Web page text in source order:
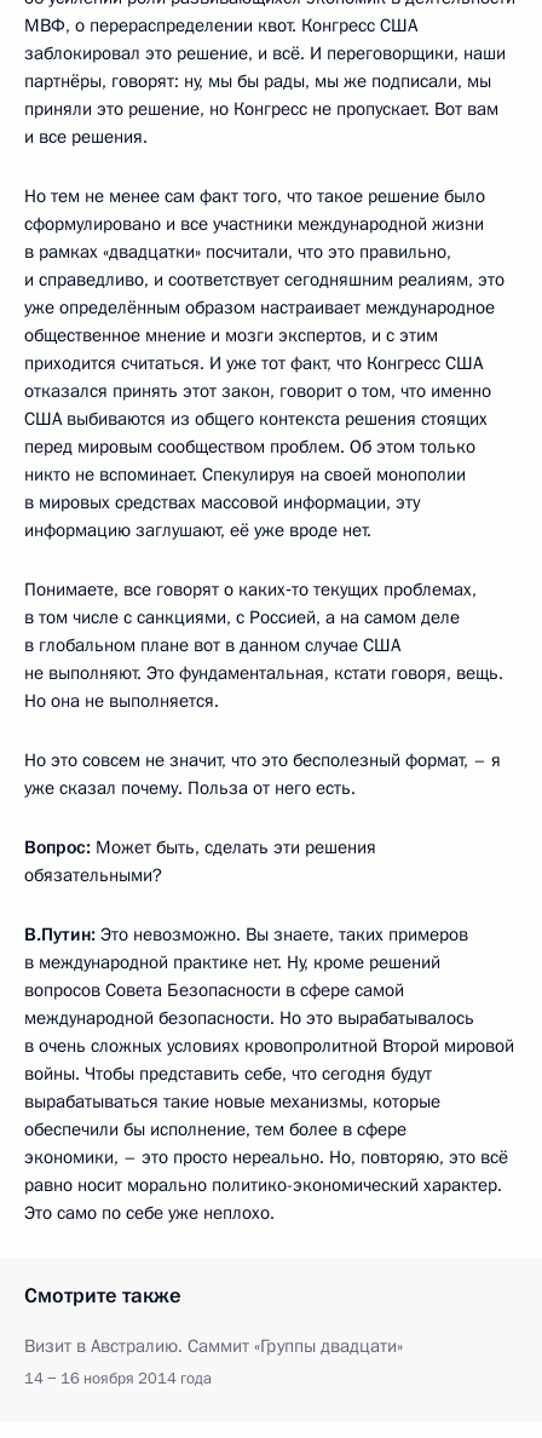
МВФ, о перераспределении квот. Конгресс США
заблокировал это решение, и всё. И переговорщики, наши
партнёры, говорят: ну, мы бы рады, мы же подписали, мы
приняли это решение, но Конгресс не пропускает. Вот вам
и все решения.
Но тем не менее сам факт того, что такое решение было
сформулировано и все участники международной жизни
в рамках «двадцатки» посчитали, что это правильно,
и справедливо, и соответствует сегодняшним реалиям, это
уже определённым образом настраивает международное
общественное мнение и мозги экспертов, и с этим
приходится считаться. И уже тот факт, что Конгресс США
отказался принять этот закон, говорит о том, что именно
США выбиваются из общего контекста решения стоящих
перед мировым сообществом проблем. Об этом только
никто не вспоминает. Спекулируя на своей монополии
в мировых средствах массовой информации, эту
информацию заглушают, её уже вроде нет.
Понимаете, все говорят о каких‑то текущих проблемах,
в том числе с санкциями, с Россией, а на самом деле
в глобальном плане вот в данном случае США
не выполняют. Это фундаментальная, кстати говоря, вещь.
Но она не выполняется.
Но это совсем не значит, что это бесполезный формат, – я
уже сказал почему. Польза от него есть.
Вопрос: Может быть, сделать эти решения
обязательными?
В.Путин: Это невозможно. Вы знаете, таких примеров
в международной практике нет. Ну, кроме решений
вопросов Совета Безопасности в сфере самой
международной безопасности. Но это вырабатывалось
в очень сложных условиях кровопролитной Второй мировой
войны. Чтобы представить себе, что сегодня будут
вырабатываться такие новые механизмы, которые
обеспечили бы исполнение, тем более в сфере
экономики, – это просто нереально. Но, повторяю, это всё
равно носит морально политико-экономический характер.
Это само по себе уже неплохо.
Смотрите также
Визит в Австралию. Саммит «Группы двадцати»
14 − 16 ноября 2014 года